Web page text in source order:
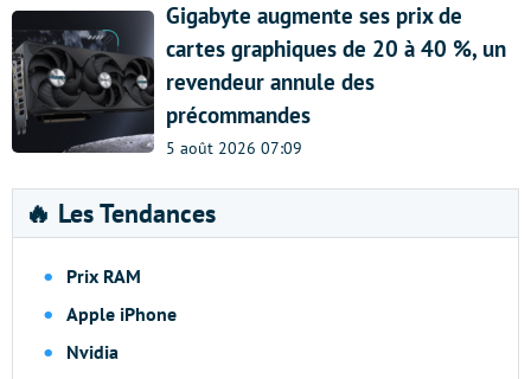
Gigabyte augmente ses prix de
cartes graphiques de 20 à 40 %, un
revendeur annule des
précommandes
5 août 2026 07:09
🔥 Les Tendances
Prix RAM
Apple iPhone
Nvidia